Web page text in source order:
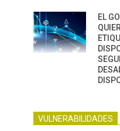
EL
VULNERABILIDADES